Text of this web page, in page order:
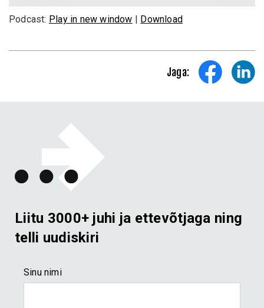
E-KURSUSED JA E-RAAMAT
e-raamat: Ajust, stressist, perfektsionismist
molutamise ja õnneni
Podcast: Play in new window Download
Jaga:
Liitu 3000+ juhi ja ettevõtjaga ning
telli uudiskiri
Sinu nimi